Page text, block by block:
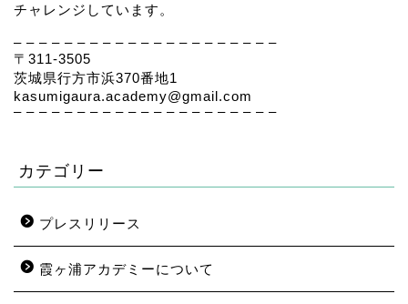
チャレンジしています。
– – – – – – – – – – – – – – – – – – – – –
〒311-3505
茨城県行方市浜370番地1
kasumigaura.academy@gmail.com
– – – – – – – – – – – – – – – – – – – – –
カテゴリー
プレスリリース
霞ヶ浦アカデミーについて